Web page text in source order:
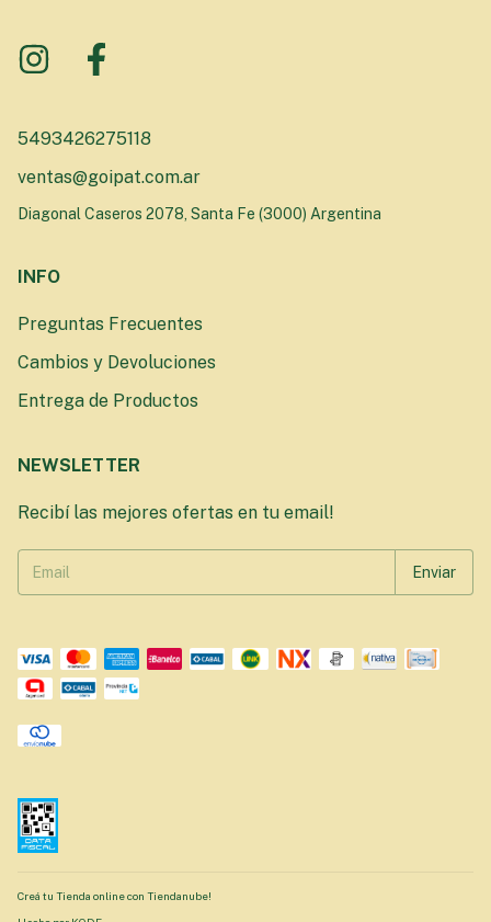
5493426275118
ventas@goipat.com.ar
Diagonal Caseros 2078, Santa Fe (3000) Argentina
INFO
Preguntas Frecuentes
Cambios y Devoluciones
Entrega de Productos
NEWSLETTER
Recibí las mejores ofertas en tu email!
Creá tu Tienda online con Tiendanube!